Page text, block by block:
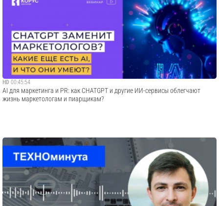
HD 00:45:54
AI для маркетинга и PR: как CHATGPT и другие ИИ-сервисы облегчают
жизнь маркетологам и пиарщикам?